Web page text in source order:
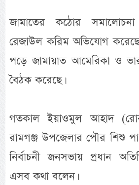
জামাতের কঠোর
রেজাউল করিম অভিযোগ
পড়ে জামায়াত আমেরিকা ও
বৈঠক করেছে।
গতকাল ইয়াওমুল আহাদ
রামগঞ্জ উপজেলার পৌর শিশু
নির্বাচনী জনসভায় প্রধান
এসব কথা বলেন।